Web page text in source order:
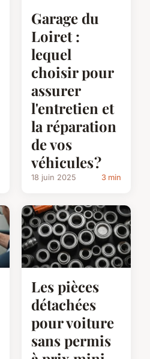
Garage du
Loiret :
lequel
choisir pour
assurer
l'entretien et
la réparation
de vos
véhicules ?
18 juin 2025 3 min
Les pièces
détachées
pour voiture
sans permis